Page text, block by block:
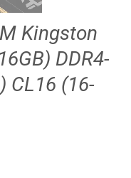
Kingston
DDR4-
CL16 (16-